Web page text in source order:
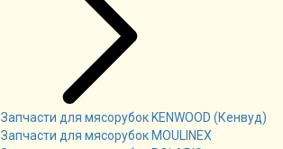
Запчасти для мясорубок KENWOOD (Кенвуд)
Запчасти для мясорубок MOULINEX